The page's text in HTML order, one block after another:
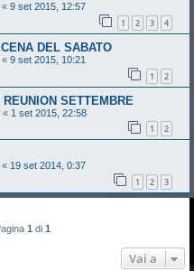
« 9 set 2015, 12:57
1 2 3 4
DEL SABATO
« 9 set 2015, 10:21
1 2
SETTEMBRE
« 1 set 2015, 22:58
1 2
« 19 set 2014, 0:37
1 2 3
1 di 1
Vai a